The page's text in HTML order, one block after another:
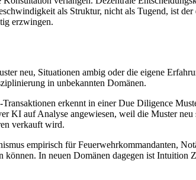
als Struktur, nicht als Tugend, ist
erzwingen.
neu, Situationen ambig oder die eigene
in unbekannten Domänen.
erkennt in einer Due Diligence
KI auf Analyse angewiesen, weil die Muster
verkauft wird.
empirisch für Feuerwehrkommandanten,
In neuen Domänen dagegen ist